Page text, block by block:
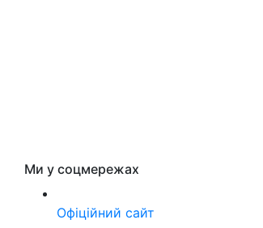
Ми у соцмережах
Офіційний сайт